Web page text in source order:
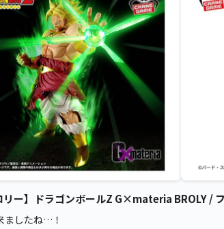
リー】ドラゴンボールZ G×materia BROLY /
ましたね…！